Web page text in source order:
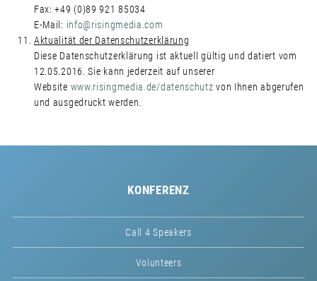
Fax: +49 (0)89 921 85034
E-Mail: info@risingmedia.com
Aktualität der Datenschutzerklärung
Diese Datenschutzerklärung ist aktuell gültig und datiert vom
12.05.2016. Sie kann jederzeit auf unserer
Website www.risingmedia.de/datenschutz von Ihnen abgerufen
und ausgedruckt werden.
KONFERENZ
Call 4 Speakers
Volunteers